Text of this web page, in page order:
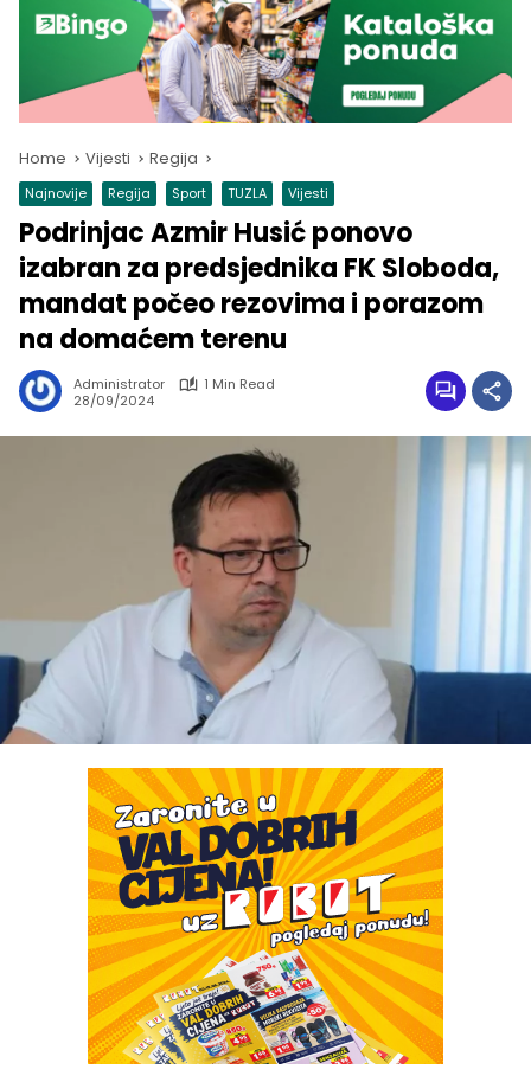
Home Vijesti Regija
Najnovije Regija Sport TUZLA Vijesti
Podrinjac Azmir Husić ponovo
izabran za predsjednika FK Sloboda,
mandat počeo rezovima i porazom
na domaćem terenu
Administrator
1 Min Read
28/09/2024